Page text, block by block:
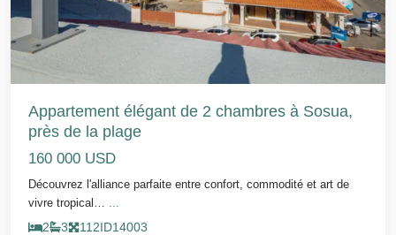
Appartement élégant de 2 chambres à Sosua,
près de la plage
160 000 USD
Découvrez l'alliance parfaite entre confort, commodité et art de
vivre tropical…
2 3 112ID14003